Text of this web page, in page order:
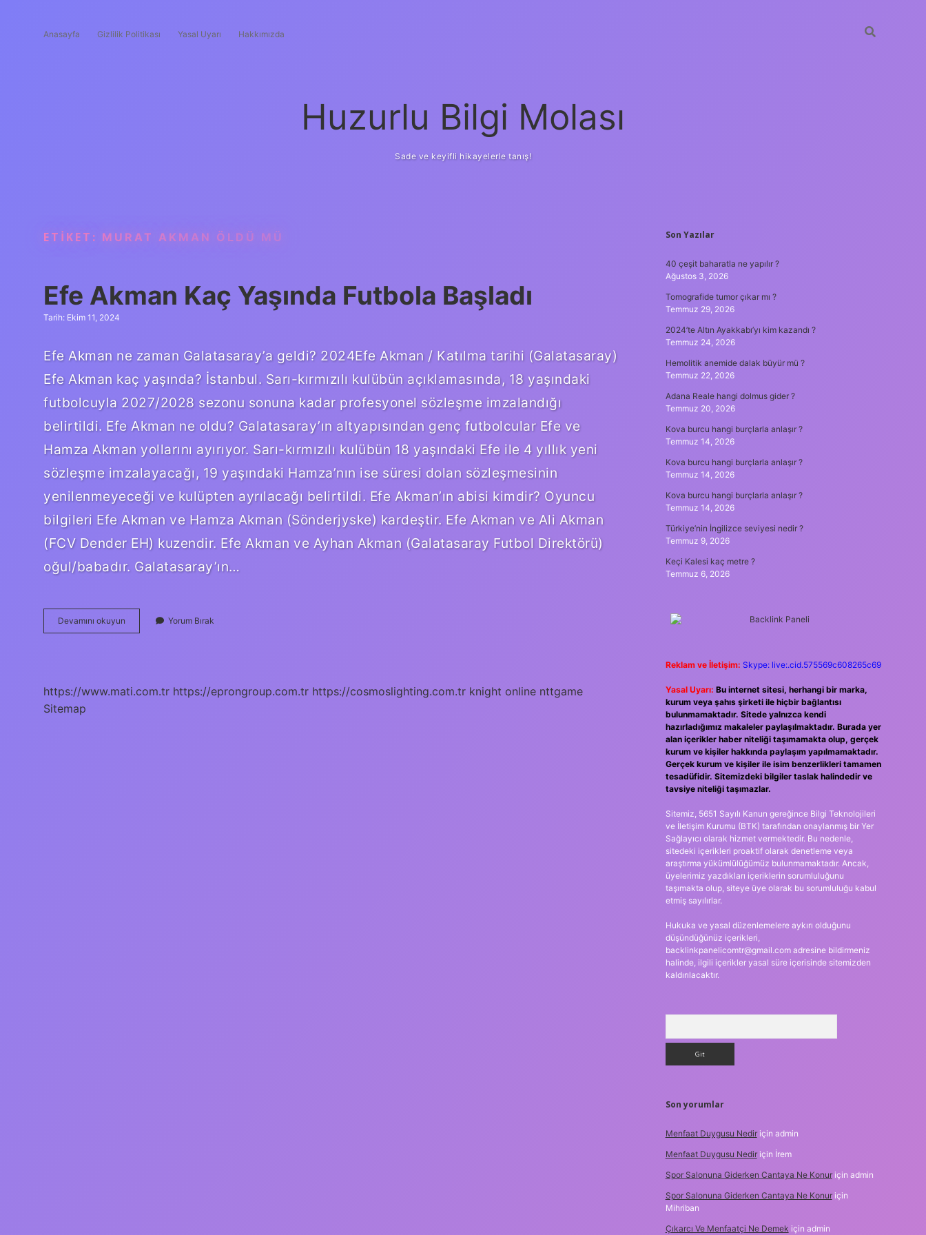
Anasayfa Gizlilik Politikası Yasal Uyarı Hakkımızda
Huzurlu Bilgi Molası
Sade ve keyifli hikayelerle tanış!
ETIKET: MURAT AKMAN ÖLDÜ MÜ
Efe Akman Kaç Yaşında Futbola Başladı
Tarih: Ekim 11, 2024
Efe Akman ne zaman Galatasaray’a geldi? 2024Efe Akman / Katılma tarihi (Galatasaray)
Efe Akman kaç yaşında? İstanbul. Sarı-kırmızılı kulübün açıklamasında, 18 yaşındaki
futbolcuyla 2027/2028 sezonu sonuna kadar profesyonel sözleşme imzalandığı
belirtildi. Efe Akman ne oldu? Galatasaray’ın altyapısından genç futbolcular Efe ve
Hamza Akman yollarını ayırıyor. Sarı-kırmızılı kulübün 18 yaşındaki Efe ile 4 yıllık yeni
sözleşme imzalayacağı, 19 yaşındaki Hamza’nın ise süresi dolan sözleşmesinin
yenilenmeyeceği ve kulüpten ayrılacağı belirtildi. Efe Akman’ın abisi kimdir? Oyuncu
bilgileri Efe Akman ve Hamza Akman (Sönderjyske) kardeştir. Efe Akman ve Ali Akman
(FCV Dender EH) kuzendir. Efe Akman ve Ayhan Akman (Galatasaray Futbol Direktörü)
oğul/babadır. Galatasaray’ın…
Devamını okuyun
Akman
Yorum Bırak
https://www.mati.com.tr https://eprongroup.com.tr https://cosmoslighting.com.tr knight online nttgame
Sitemap
SIDEBAR
Son Yazılar
40 çeşit baharatla ne yapılır ?
Ağustos 3, 2026
Tomografide tumor çıkar mı ?
Temmuz 29, 2026
2024’te Altın Ayakkabı’yı kim kazandı ?
Temmuz 24, 2026
Hemolitik anemide dalak büyür mü ?
Temmuz 22, 2026
Adana Reale hangi dolmus gider ?
Temmuz 20, 2026
Kova burcu hangi burçlarla anlaşır ?
Temmuz 14, 2026
Kova burcu hangi burçlarla anlaşır ?
Temmuz 14, 2026
Kova burcu hangi burçlarla anlaşır ?
Temmuz 14, 2026
Türkiye’nin İngilizce seviyesi nedir ?
Temmuz 9, 2026
Keçi Kalesi kaç metre ?
Temmuz 6, 2026
Reklam ve İletişim: Skype: live:.cid.575569c608265c69
Yasal Uyarı: Bu internet sitesi, herhangi bir marka,
kurum veya şahıs şirketi ile hiçbir bağlantısı
bulunmamaktadır. Sitede yalnızca kendi
hazırladığımız makaleler paylaşılmaktadır. Burada yer
alan içerikler haber niteliği taşımamakta olup, gerçek
kurum ve kişiler hakkında paylaşım yapılmamaktadır.
Gerçek kurum ve kişiler ile isim benzerlikleri tamamen
tesadüfidir. Sitemizdeki bilgiler taslak halindedir ve
tavsiye niteliği taşımazlar.
Sitemiz, 5651 Sayılı Kanun gereğince Bilgi Teknolojileri
ve İletişim Kurumu (BTK) tarafından onaylanmış bir Yer
Sağlayıcı olarak hizmet vermektedir. Bu nedenle,
sitedeki içerikleri proaktif olarak denetleme veya
araştırma yükümlülüğümüz bulunmamaktadır. Ancak,
üyelerimiz yazdıkları içeriklerin sorumluluğunu
taşımakta olup, siteye üye olarak bu sorumluluğu kabul
etmiş sayılırlar.
Hukuka ve yasal düzenlemelere aykırı olduğunu
düşündüğünüz içerikleri,
backlinkpanelicomtr@gmail.comadresine bildirmeniz
halinde, ilgili içerikler yasal süre içerisinde sitemizden
kaldırılacaktır.
Son yorumlar
Menfaat Duygusu Nediriçin admin
Menfaat Duygusu Nediriçin İrem
Spor Salonuna Giderken Cantaya Ne Konuriçin admin
Spor Salonuna Giderken Cantaya Ne Konuriçin
Mihriban
Çıkarcı Ve Menfaatçi Ne Demek için admin